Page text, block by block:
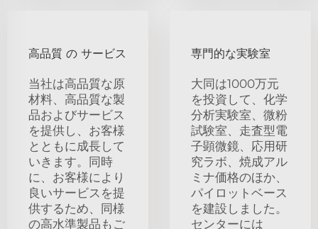
高品質 の サービス
当社は高品質な原
材料、高品質な製
品およびサービス
を提供し、お客様
とともに成長して
いきます。同時
に、お客様により
良いサービスを提
供するため、同様
の高水準製品もご
専門的な実験室
大同は1000万元
を投資して、化学
分析実験室、微粉
試験室、走査型電
子顕微鏡、応用研
究ラボ、焼成アル
ミナ価格のほか、
パイロットベース
を建設しました。
センターには